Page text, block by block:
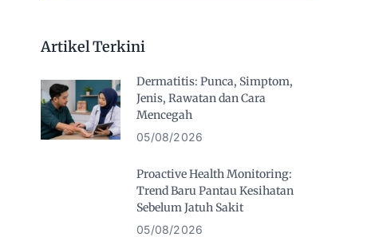
Artikel Terkini
Dermatitis: Punca, Simptom,
Jenis, Rawatan dan Cara
Mencegah
05/08/2026
Proactive Health Monitoring:
Trend Baru Pantau Kesihatan
Sebelum Jatuh Sakit
05/08/2026